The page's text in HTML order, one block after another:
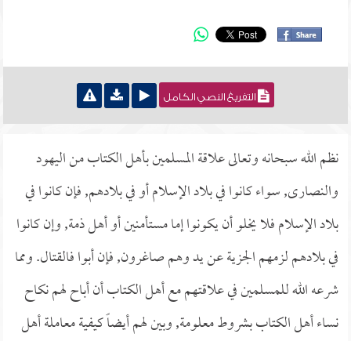
التفريغ النصي الكامل
نظم الله سبحانه وتعالى علاقة المسلمين بأهل الكتاب من اليهود
والنصارى, سواء كانوا في بلاد الإسلام أو في بلادهم, فإن كانوا في
بلاد الإسلام فلا يخلو أن يكونوا إما مستأمنين أو أهل ذمة, وإن كانوا
في بلادهم لزمهم الجزية عن يد وهم صاغرون, فإن أبوا فالقتال. ومما
شرعه الله للمسلمين في علاقتهم مع أهل الكتاب أن أباح لهم نكاح
نساء أهل الكتاب بشروط معلومة, وبين لهم أيضاً كيفية معاملة أهل